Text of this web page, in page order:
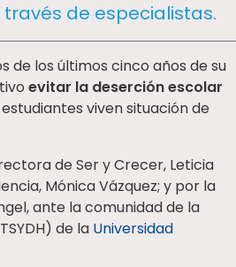
de especialistas.
de los últimos cinco años de su
evitar la deserción escolar
viven situación de
de Ser y Crecer, Leticia
Mónica Vázquez; y por la
ante la comunidad de la
de la Universidad